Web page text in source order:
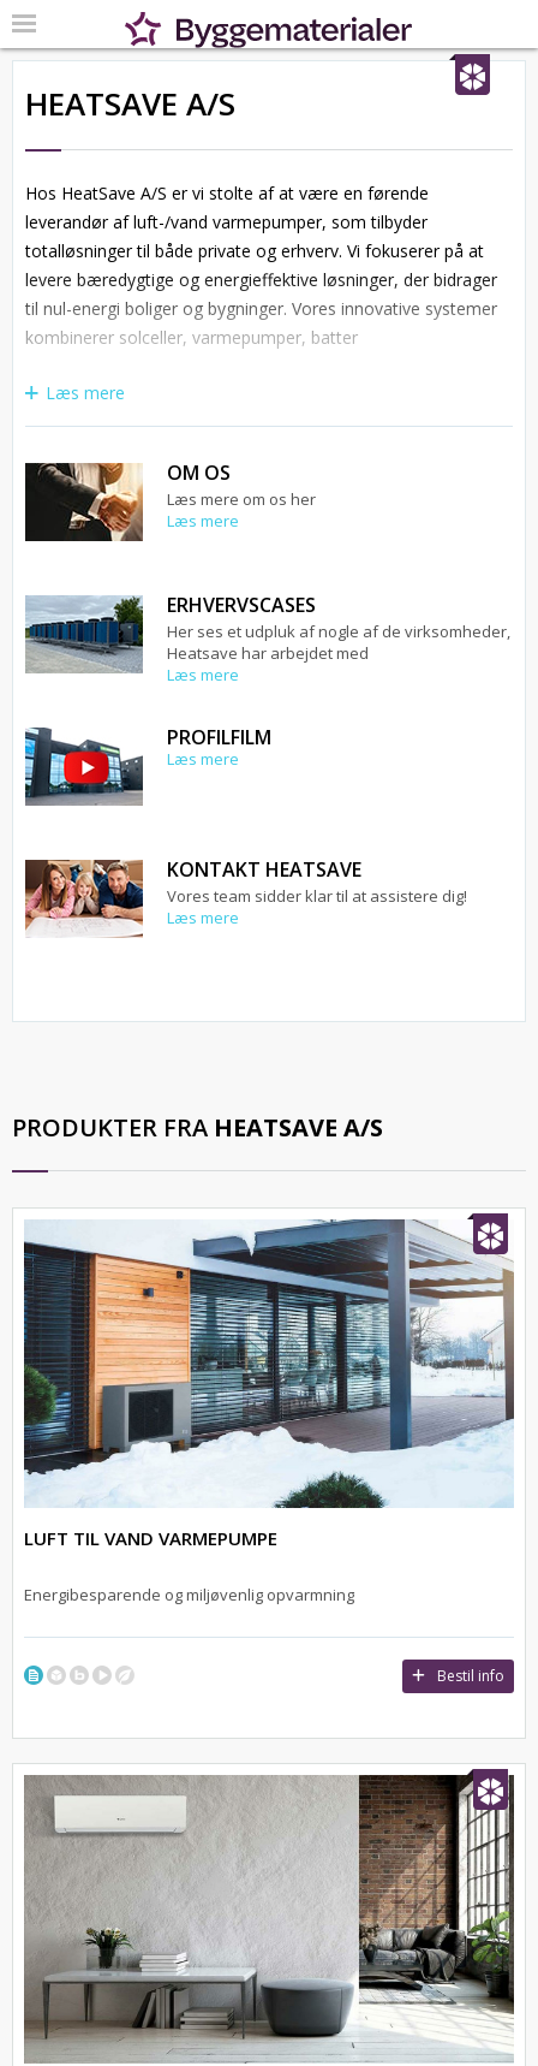
HEATSAVE A/S
Hos HeatSave A/S er vi stolte af at være en førende
leverandør af luft-/vand varmepumper, som tilbyder
totalløsninger til både private og erhverv. Vi fokuserer på at
levere bæredygtige og energieffektive løsninger, der bidrager
til nul-energi boliger og bygninger. Vores innovative systemer
kombinerer solceller, varmepumper, batter
Læs mere
OM OS
Læs mere om os her
Læs mere
ERHVERVSCASES
Her ses et udpluk af nogle af de virksomheder,
Heatsave har arbejdet med
Læs mere
PROFILFILM
Læs mere
KONTAKT HEATSAVE
Vores team sidder klar til at assistere dig!
Læs mere
PRODUKTER FRA HEATSAVE A/S
LUFT TIL VAND VARMEPUMPE
Energibesparende og miljøvenlig opvarmning
Bestil info